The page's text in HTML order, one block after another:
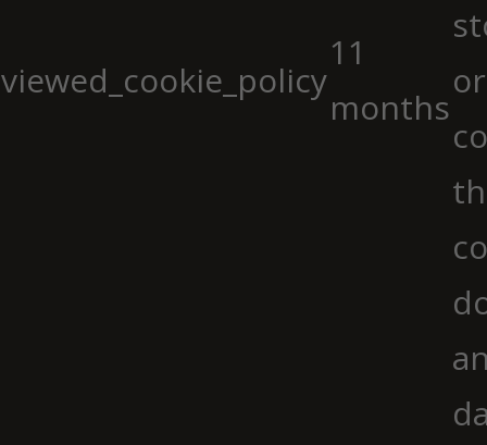
viewed_cookie_policy
11
months